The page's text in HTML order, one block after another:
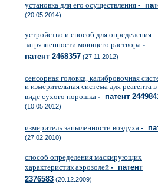
установка для его осуществления -
(20.05.2014)
устройство и способ для определения
загрязненности моющего раствора -
патент 2468357 (27.11.2012)
сенсорная головка, калибровочная
и измерительная система для реагента в
виде сухого порошка - патент
(10.05.2012)
измеритель запыленности воздуха -
(27.02.2010)
способ определения маскирующих
характеристик аэрозолей - патент
2376583 (20.12.2009)